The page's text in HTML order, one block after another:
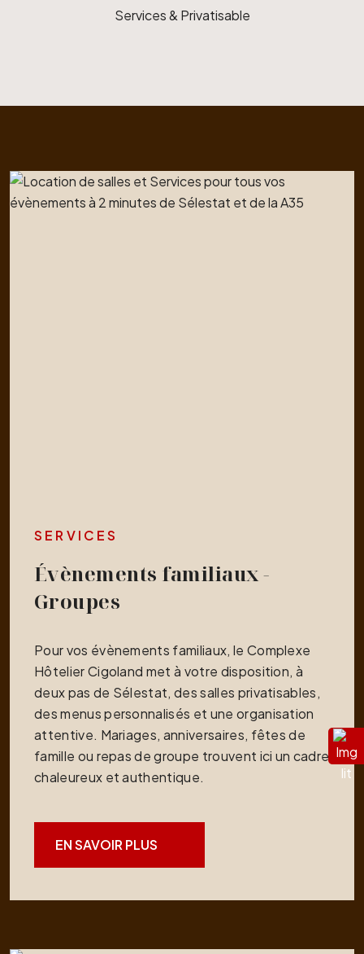
Services & Privatisable
SERVICES
Évènements familiaux -
Groupes
Pour vos évènements familiaux, le Complexe
Hôtelier Cigoland met à votre disposition, à
deux pas de Sélestat, des salles privatisables,
des menus personnalisés et une organisation
attentive. Mariages, anniversaires, fêtes de
famille ou repas de groupe trouvent ici un cadre
chaleureux et authentique.
EN SAVOIR PLUS